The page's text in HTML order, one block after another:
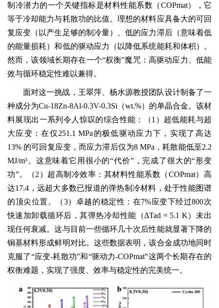
制冷潜力的一个关键指标是材料性能系数（COPmat），它
等于冷却能力与耗散功的比值。理想的材料应具备大的可回
复应变（以产生足够的制冷量）、低的应力滞后（意味着低
的能量损耗）和低的驱动应力（以降低系统能耗和体积）。
然而，该领域长期存在一个“权衡”魔咒：高驱动应力、低能
效与循环稳定性难以兼得。
面对这一挑战，王翠萍、杨水源教授团队设计制备了一
种成分为Cu-18Zn-8Al-0.3V-0.3Si（wt.%）的单晶合金。该材
料展现出一系列令人惊叹的综合性能：（1）超低能耗与超
大应变：在仅251.1 MPa的极低驱动应力下，实现了高达
13% 的可回复应变，而应力滞后仅为8 MPa，耗散能低至2.2
MJ/m³。这意味着它用很小的“代价”，完成了很大的“形变
功”。（2）超高制冷效率：其材料性能系数（COPmat）高
达17.4，远超大多数已报道的弹热制冷材料，处于性能图谱
的顶尖位置。（3）卓越的稳定性：在7%应变下经过800次
快速加卸载循环后，其弹热冷却性能（ΔTad = 5.1 K）未出
现任何衰减。这与目前一些循环几十次后性能就显著下降的
铜基材料形成鲜明对比。这些数据表明，该合金成功地同时
克服了“应变-耗散功”和“驱动力-COPmat”这两个长期存在的
权衡难题，实现了强度、效率与稳定性的完美统一。